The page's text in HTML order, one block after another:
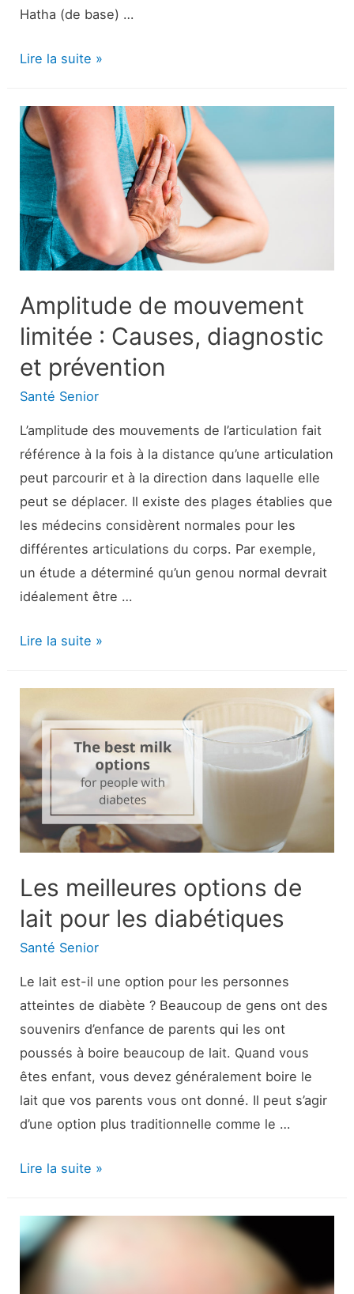
Hatha (de base) …
Combien
calories
le
yoga
brûle-
t-
il
:
peut-
il
vous
aider
à
perdre
poids
?
Lire la suite »
Amplitude de mouvement
limitée : Causes, diagnostic
et prévention
Santé Senior
L’amplitude des mouvements de l’articulation fait
référence à la fois à la distance qu’une articulation
peut parcourir et à la direction dans laquelle elle
peut se déplacer. Il existe des plages établies que
les médecins considèrent normales pour les
différentes articulations du corps. Par exemple,
un étude a déterminé qu’un genou normal devrait
idéalement être …
Amplitude
mouvement
limitée
Causes,
diagnostic
et
prévention
Lire la suite »
Les meilleures options de
lait pour les diabétiques
Santé Senior
Le lait est-il une option pour les personnes
atteintes de diabète ? Beaucoup de gens ont des
souvenirs d’enfance de parents qui les ont
poussés à boire beaucoup de lait. Quand vous
êtes enfant, vous devez généralement boire le
lait que vos parents vous ont donné. Il peut s’agir
d’une option plus traditionnelle comme le …
Les
options
de
lait
Lire la suite »